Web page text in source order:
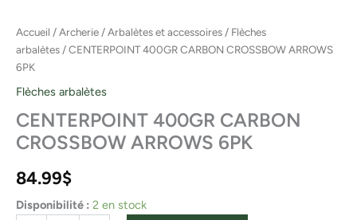
Accueil /Archerie /Arbalètes et accessoires / Flèches
arbalètes / CENTERPOINT 400GR CARBON CROSSBOW ARROWS
6PK
Flèches arbalètes
CENTERPOINT 400GR CARBON
CROSSBOW ARROWS 6PK
84.99$
Disponibilité : 2 en stock